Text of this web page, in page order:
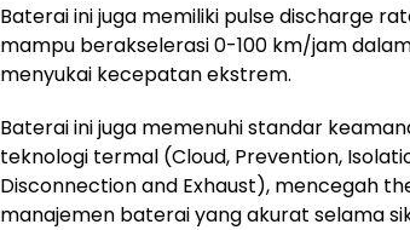
Baterai ini juga memiliki pulse discharge
mampu berakselerasi 0-100 km/jam
menyukai kecepatan ekstrem.
Baterai ini juga memenuhi standar
teknologi termal (Cloud, Prevention,
Disconnection and Exhaust), mencegah
manajemen baterai yang akurat selama